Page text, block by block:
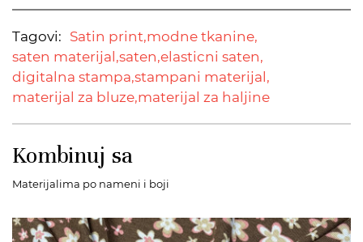
Tagovi: Satin print,modne tkanine,
saten materijal,saten,elasticni saten,
digitalna stampa,stampani materijal,
materijal za bluze,materijal za haljine
Kombinuj sa
Materijalima po nameni i boji